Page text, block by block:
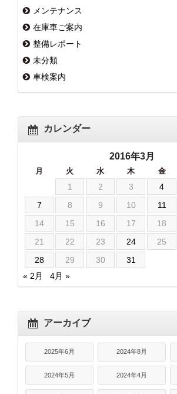
メンテナンス
在庫車ご案内
整備レポート
未分類
車検案内
カレンダー
2016年3月
月 火 水 木 金
1 2 3 4
7
8 9 10 11
14
15 16 17 18
21
22 23 24 25
28
29 30
31
« 2月
4月 »
アーカイブ
2025年6月 2024年8月
2024年5月 2024年4月